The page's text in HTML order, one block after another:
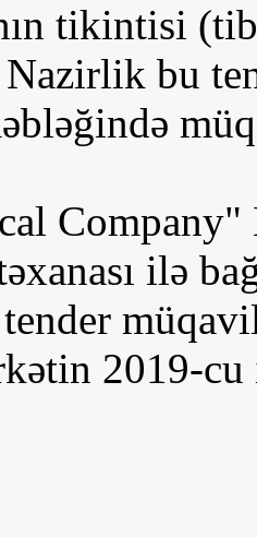
tikintisi
bu
ilə
2019-cu